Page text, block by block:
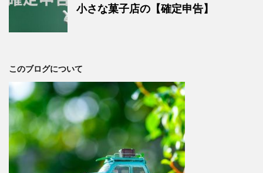
小さな菓子店の【確定申告】
このブログについて